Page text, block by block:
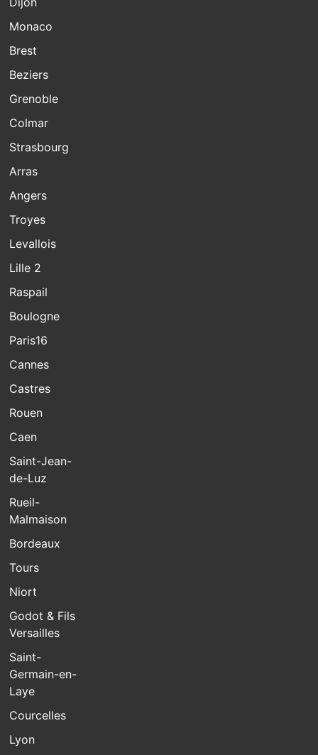
Monaco
Brest
Beziers
Grenoble
Colmar
Strasbourg
Arras
Angers
Troyes
Levallois
Lille 2
Raspail
Boulogne
Paris16
Cannes
Castres
Rouen
Caen
Saint-Jean-
de-Luz
Rueil-
Malmaison
Bordeaux
Tours
Niort
Godot & Fils
Versailles
Saint-
Germain-en-
Laye
Courcelles
Lyon